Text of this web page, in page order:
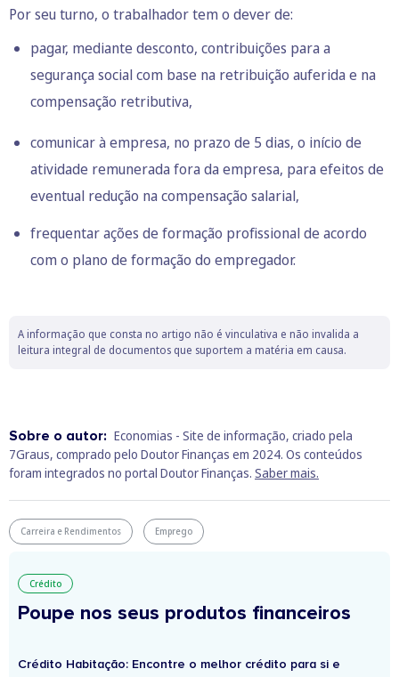
Por seu turno, o trabalhador tem o dever de:
pagar, mediante desconto, contribuições para a
segurança social com base na retribuição auferida e na
compensação retributiva,
comunicar à empresa, no prazo de 5 dias, o início de
atividade remunerada fora da empresa, para efeitos de
eventual redução na compensação salarial,
frequentar ações de formação profissional de acordo
com o plano de formação do empregador.
A informação que consta no artigo não é vinculativa e não invalida a
leitura integral de documentos que suportem a matéria em causa.
Sobre o autor: Economias - Site de informação, criado pela
7Graus, comprado pelo Doutor Finanças em 2024. Os conteúdos
foram integrados no portal Doutor Finanças. Saber mais.
Carreira e Rendimentos Emprego
Crédito
Poupe nos seus produtos financeiros
Crédito Habitação: Encontre o melhor crédito para si e